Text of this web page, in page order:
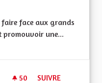
face aux grands
promouvoir une...
: Autres
50 50 ABONNÉS
SUIVRE